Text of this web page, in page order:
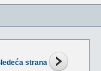
strana